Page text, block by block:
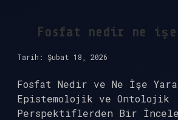
Fosfat nedir ne
Tarih: Şubat 18, 2026
Fosfat Nedir ve Ne İşe
Epistemolojik ve Ontolojik
Perspektiflerden Bir